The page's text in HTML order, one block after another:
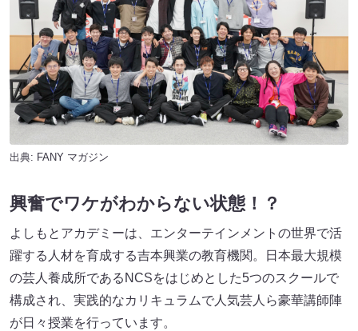
出典: FANY マガジン
興奮でワケがわからない状態！？
よしもとアカデミーは、エンターテインメントの世界で活
躍する人材を育成する吉本興業の教育機関。日本最大規模
の芸人養成所であるNCSをはじめとした5つのスクールで
構成され、実践的なカリキュラムで人気芸人ら豪華講師陣
が日々授業を行っています。